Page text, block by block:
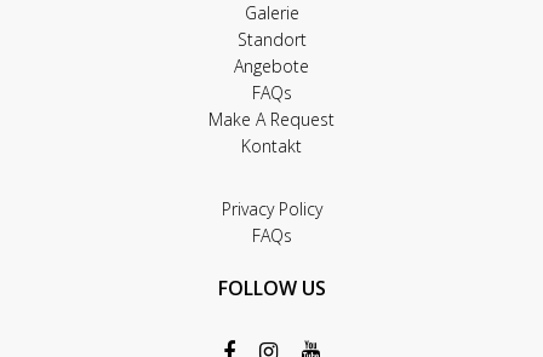
Galerie
Standort
Angebote
FAQs
Make A Request
Kontakt
Privacy Policy
FAQs
FOLLOW US